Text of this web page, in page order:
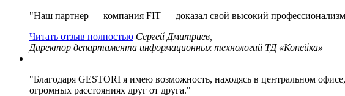
"Наш партнер — компания FIT — доказал свой высокий профессионализм
Читать отзыв полностью Сергей Дмитриев,
Директор департамента информационных технологий ТД «Копейка»
"Благодаря GESTORI я имею возможность, находясь в центральном
огромных расстояниях друг от друга."